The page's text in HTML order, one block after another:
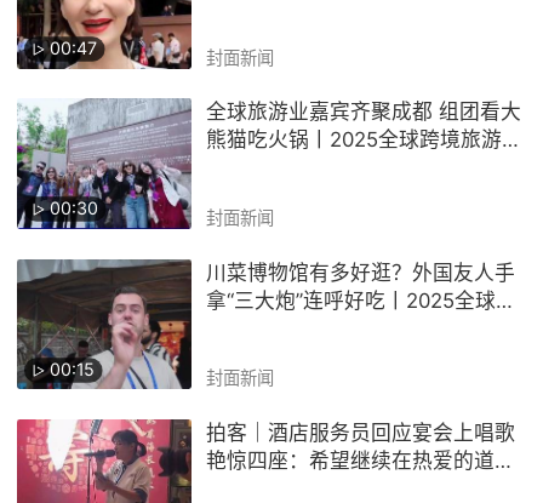
00:47 封面新闻
00:30
全球旅游业嘉宾齐聚成都 组团看大
熊猫吃火锅丨2025全球跨境旅游
封面新闻
00:15
川菜博物馆有多好逛？外国友人手
拿“三大炮”连呼好吃丨2025全球跨
封面新闻
拍客｜酒店服务员回应宴会上唱歌
艳惊四座：希望继续在热爱的道路